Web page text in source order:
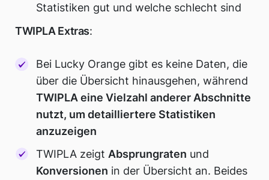
Statistiken gut und welche schlecht sind
TWIPLA Extras:
Bei Lucky Orange gibt es keine Daten, die
über die Übersicht hinausgehen, während
TWIPLA eine Vielzahl anderer Abschnitte
nutzt, um detailliertere Statistiken
anzuzeigen
TWIPLA zeigt Absprungraten und
Konversionen in der Übersicht an. Beides